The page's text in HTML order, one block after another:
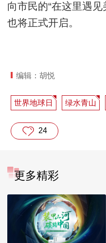
向市民的“在这里遇
也将正式开启。
编辑：胡悦
世界地球日 绿水青山
24
更多精彩